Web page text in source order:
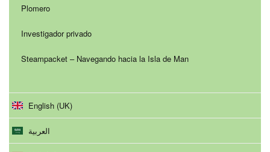
Plomero
Investigador privado
Steampacket – Navegando hacia la Isla de Man
English (UK)
العربية